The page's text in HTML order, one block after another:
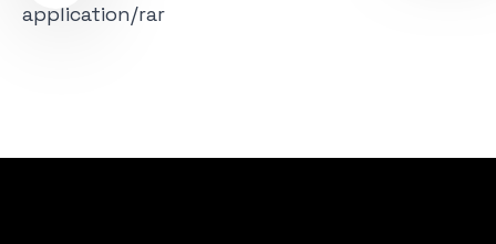
application/rar